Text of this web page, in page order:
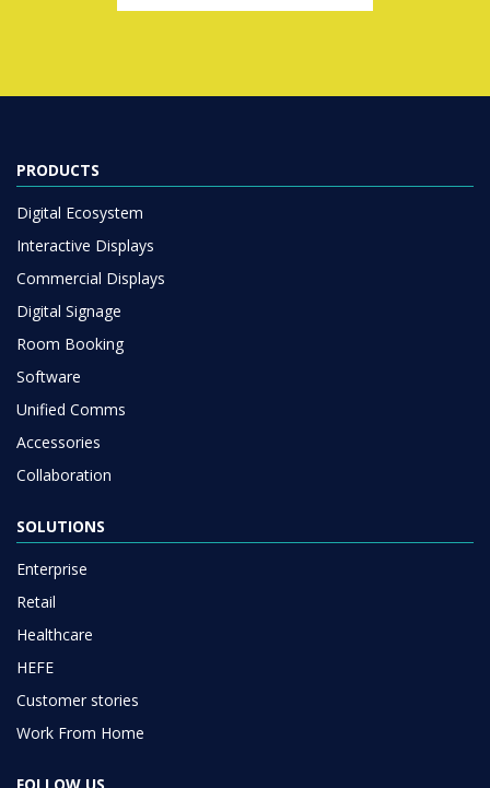
PRODUCTS
Digital Ecosystem
Interactive Displays
Commercial Displays
Digital Signage
Room Booking
Software
Unified Comms
Accessories
Collaboration
SOLUTIONS
Enterprise
Retail
Healthcare
HEFE
Customer stories
Work From Home
FOLLOW US